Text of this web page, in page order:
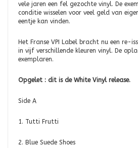
vele jaren een fel gezochte vinyl. De
conditie wisselen voor veel geld van
eentje kan vinden.
Het Franse VPI Label bracht nu een re-
in vijf verschillende kleuren vinyl. De
exemplaren.
Opgelet : dit is de White Vinyl release.
Side A
1. Tutti Frutti
2. Blue Suede Shoes